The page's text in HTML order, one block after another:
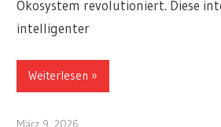
Ökosystem revolutioniert. Diese
intelligenter
Weiterlesen
März 9, 2026